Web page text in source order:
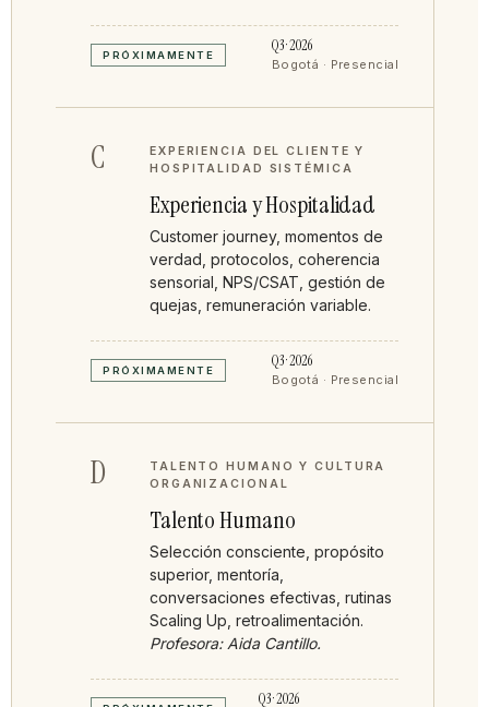
PRÓXIMAMENTE Q3 · 2026
Bogotá · Presencial
C
EXPERIENCIA DEL CLIENTE Y
HOSPITALIDAD SISTÉMICA
Experiencia y Hospitalidad
Customer journey, momentos de
verdad, protocolos, coherencia
sensorial, NPS/CSAT, gestión de
quejas, remuneración variable.
PRÓXIMAMENTE Q3 · 2026
Bogotá · Presencial
D
TALENTO HUMANO Y CULTURA
ORGANIZACIONAL
Talento Humano
Selección consciente, propósito
superior, mentoría,
conversaciones efectivas, rutinas
Scaling Up, retroalimentación.
Profesora: Aida Cantillo.
Q3 · 2026